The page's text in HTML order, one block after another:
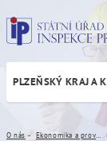
Archiv
PLZEŇSKÝ KRAJ A
O nás